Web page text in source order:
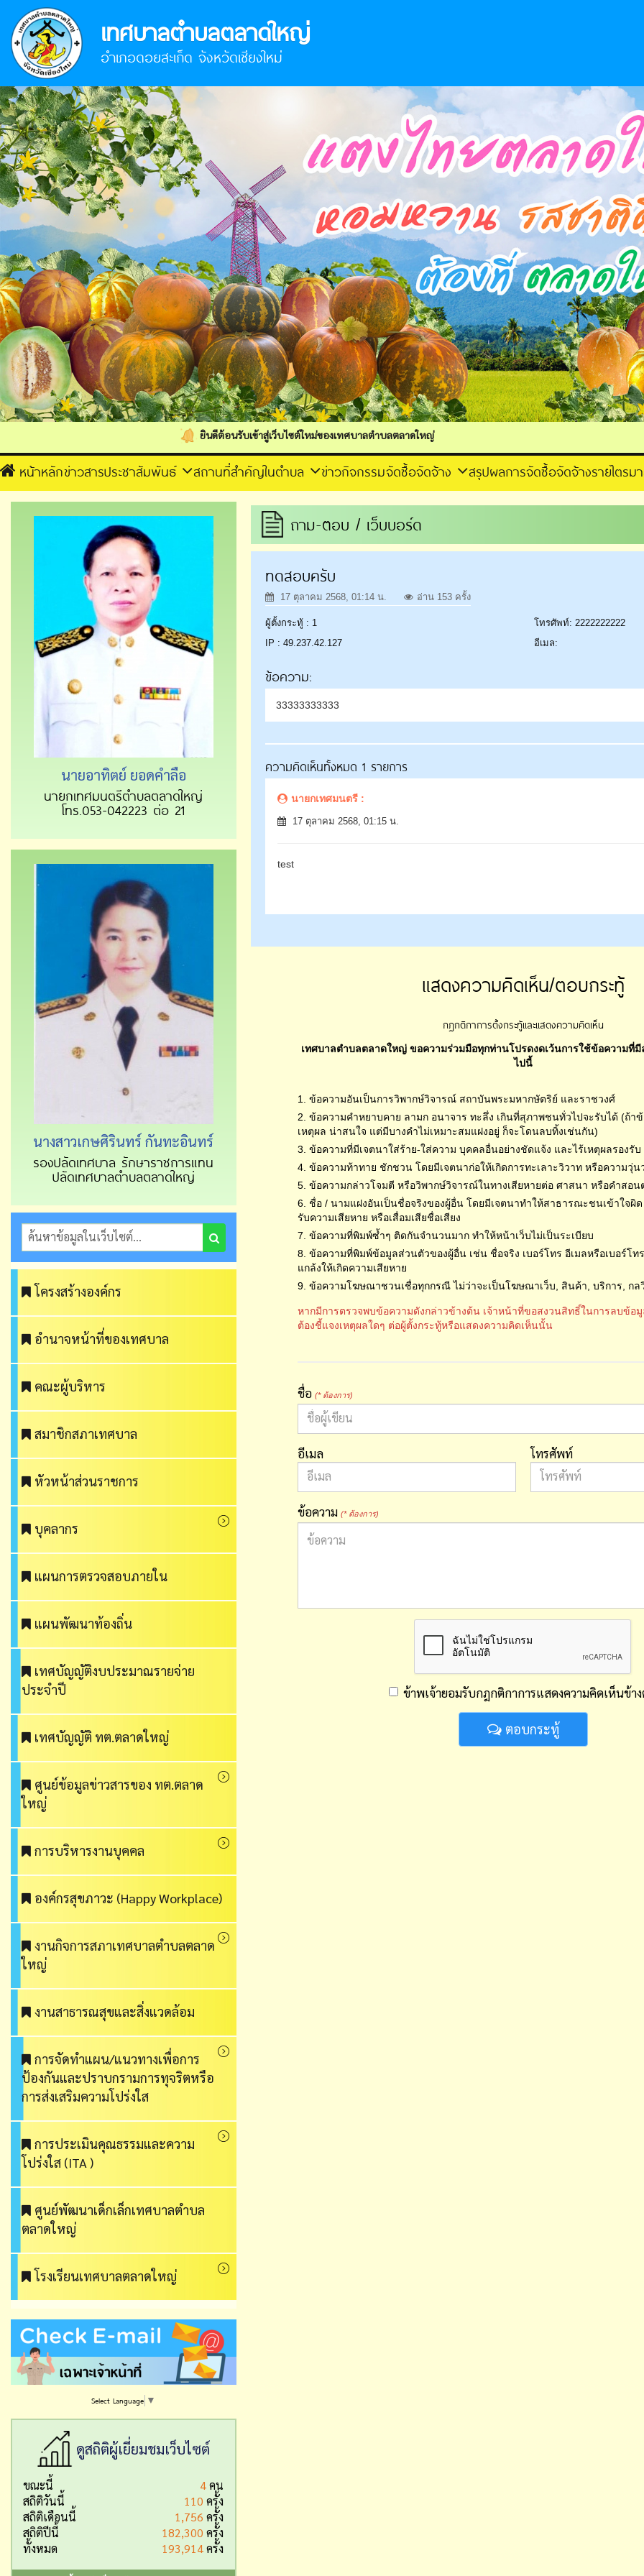
เทศบาลตำบลตลาดใหญ่
อำเภอดอยสะเก็ด จังหวัดเชียงใหม่
ยินดีต้อนรับเข้าสู่เว็บไซต์ใหม่ของเทศบาลตำบลตลาดใหญ่
หน้าหลักข่าวสารประชาสัมพันธ์ สถานที่สำคัญในตำบล ข่าวกิจกรรมจัดซื้อจัดจ้าง สรุปผลการจัดซื้อจัดจ้างรายไตรม
นายอาทิตย์ ยอดคำลือ
นายกเทศมนตรีตำบลตลาดใหญ่
โทร.053-042223 ต่อ 21
นางสาวเกษศิรินทร์ กันทะอินทร์
รองปลัดเทศบาล รักษาราชการแทน
ปลัดเทศบาลตำบลตลาดใหญ่
โครงสร้างองค์กร
อำนาจหน้าที่ของเทศบาล
คณะผู้บริหาร
สมาชิกสภาเทศบาล
หัวหน้าส่วนราชการ
บุคลากร
แผนการตรวจสอบภายใน
แผนพัฒนาท้องถิ่น
เทศบัญญัติงบประมาณรายจ่าย
ประจำปี
เทศบัญญัติ ทต.ตลาดใหญ่
ศูนย์ข้อมูลข่าวสารของ ทต.ตลาด
ใหญ่
การบริหารงานบุคคล
องค์กรสุขภาวะ (Happy Workplace)
งานกิจการสภาเทศบาลตำบลตลาด
ใหญ่
งานสาธารณสุขและสิ่งแวดล้อม
การจัดทำแผน/แนวทางเพื่อการ
ป้องกันและปราบกรามการทุจริตหรือ
การส่งเสริมความโปร่งใส
การประเมินคุณธรรมและความ
โปร่งใส (ITA )
ศูนย์พัฒนาเด็กเล็กเทศบาลตำบล
ตลาดใหญ่
โรงเรียนเทศบาลตลาดใหญ่
Select Language ▼
ดูสถิติผู้เยี่ยมชมเว็บไซต์
ขณะนี้ 4คน
สถิติวันนี้
110 ครั้ง
สถิติเดือนนี้
1,756 ครั้ง
สถิติปีนี้
182,300 ครั้ง
ทั้งหมด
193,914ครั้ง
ถาม-ตอบ / เว็บบอร์ด
ทดสอบครับ
17 ตุลาคม 2568, 01:14 น. อ่าน 153 ครั้ง
ผู้ตั้งกระทู้ : 1
IP : 49.237.42.127
โทรศัพท์: 2222222222
อีเมล:
ข้อความ:
33333333333
ความคิดเห็นทั้งหมด 1 รายการ
นายกเทศมนตรี :
17 ตุลาคม 2568, 01:15 น.
test
แสดงความคิดเห็น/ตอบกระทู้
กฎกติกาการตั้งกระทู้และแสดงความคิดเห็น
เทศบาลตำบลตลาดใหญ่ ขอความร่วมมือทุกท่านโปรดงดเว้นการใช้ข้อความที่
ไปนี้
1. ข้อความอันเป็นการวิพากษ์วิจารณ์ สถาบันพระมหากษัตริย์ และราชวงศ์
2. ข้อความคำหยาบคาย ลามก อนาจาร ทะลึ่ง เกินที่สุภาพชนทั่วไปจะรับได้ (ถ้า
เหตุผล น่าสนใจ แต่มีบางคำไม่เหมาะสมแฝงอยู่ ก็จะโดนลบทิ้งเช่นกัน)
3. ข้อความที่มีเจตนาใส่ร้าย-ใส่ความ บุคคลอื่นอย่างชัดแจ้ง และไร้เหตุผลรองรับ
4. ข้อความท้าทาย ชักชวน โดยมีเจตนาก่อให้เกิดการทะเลาะวิวาท หรือความวุ่
5. ข้อความกล่าวโจมตี หรือวิพากษ์วิจารณ์ในทางเสียหายต่อ ศาสนา หรือคำสอน
6. ชื่อ / นามแฝงอันเป็นชื่อจริงของผู้อื่น โดยมีเจตนาทำให้สาธารณะชนเข้าใจผิ
รับความเสียหาย หรือเสื่อมเสียชื่อเสียง
7. ข้อความที่พิมพ์ซ้ำๆ ติดกันจำนวนมาก ทำให้หน้าเว็บไม่เป็นระเบียบ
8. ข้อความที่พิมพ์ข้อมูลส่วนตัวของผู้อื่น เช่น ชื่อจริง เบอร์โทร อีเมลหรือเบอร์โ
แกล้งให้เกิดความเสียหาย
9. ข้อความโฆษณาชวนเชื่อทุกกรณี ไม่ว่าจะเป็นโฆษณาเว็บ, สินค้า, บริการ, กล
หากมีการตรวจพบข้อความดังกล่าวข้างต้น เจ้าหน้าที่ขอสงวนสิทธิ์ในการลบข้อ
ต้องชี้แจงเหตุผลใดๆ ต่อผู้ตั้งกระทู้หรือแสดงความคิดเห็นนั้น
ชื่อ(* ต้องการ)
อีเมล โทรศัพท์
ข้อความ(* ต้องการ)
ข้าพเจ้ายอมรับกฎกติกาการแสดงความคิดเห็นข้า
ตอบกระทู้